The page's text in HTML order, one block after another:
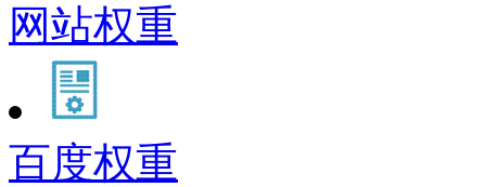
网站权重
百度权重